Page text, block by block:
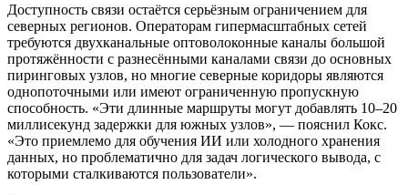
Доступность связи остаётся серьёзным ограничением для
северных регионов. Операторам гипермасштабных сетей
требуются двухканальные оптоволоконные каналы большой
протяжённости с разнесёнными каналами связи до основных
пиринговых узлов, но многие северные коридоры являются
однопоточными или имеют ограниченную пропускную
способность. «Эти длинные маршруты могут добавлять 10–20
миллисекунд задержки для южных узлов», — пояснил Кокс.
«Это приемлемо для обучения ИИ или холодного хранения
данных, но проблематично для задач логического вывода, с
которыми сталкиваются пользователи».